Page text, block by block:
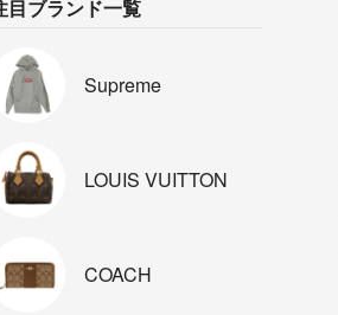
目ブランド一覧
Supreme
LOUIS VUITTON
COACH